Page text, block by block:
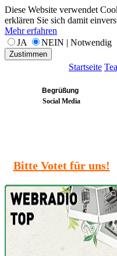
Diese Website verwendet
erklären Sie sich damit
Mehr erfahren
JA
NEIN | Notwendig
Zustimmen
Startseite
Begrüßung
Social Media
Bitte Votet für uns!